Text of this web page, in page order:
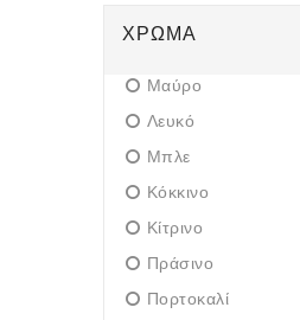
ΧΡΏΜΑ
Μαύρο
Λευκό
Μπλε
Κόκκινο
Κίτρινο
Πράσινο
Πορτοκαλί